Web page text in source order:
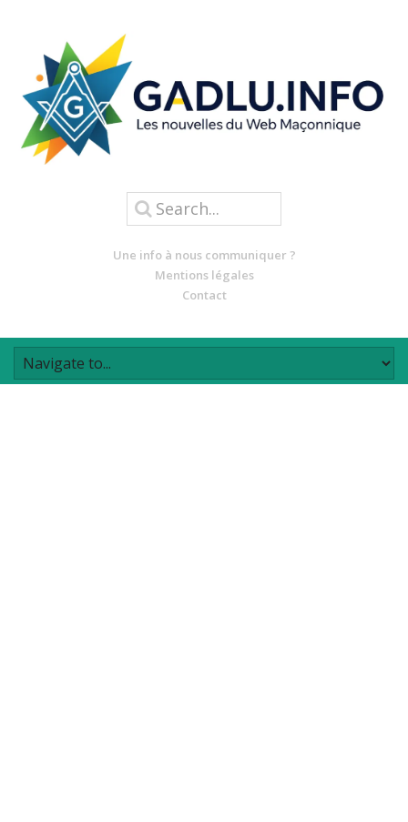
Une info à nous communiquer ?
Mentions légales
Contact